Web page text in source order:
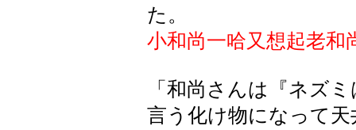
た。
小和尚一哈又想起老和
「和尚さんは『ネズ
言う化け物になって